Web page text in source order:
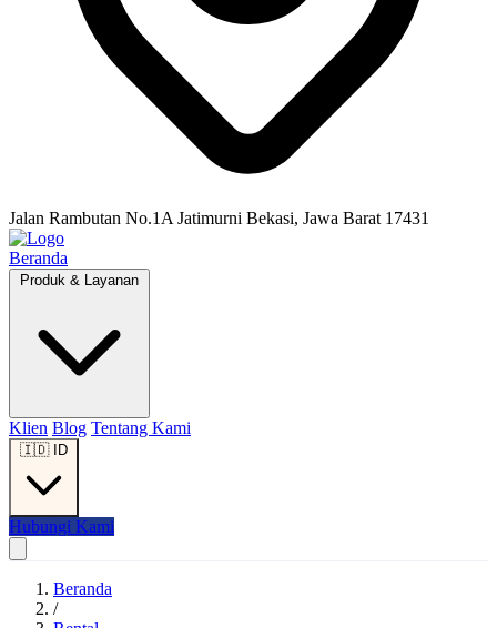
Jalan Rambutan No.1A Jatimurni Bekasi, Jawa Barat 17431
Beranda
Produk & Layanan
Klien Blog Tentang Kami
🇮🇩 ID
Hubungi Kami
Beranda
/